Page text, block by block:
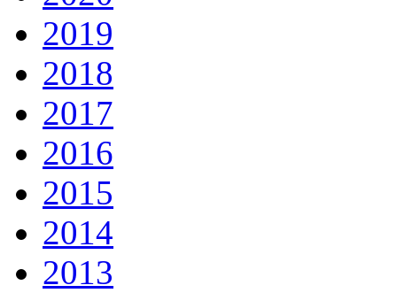
2019
2018
2017
2016
2015
2014
2013